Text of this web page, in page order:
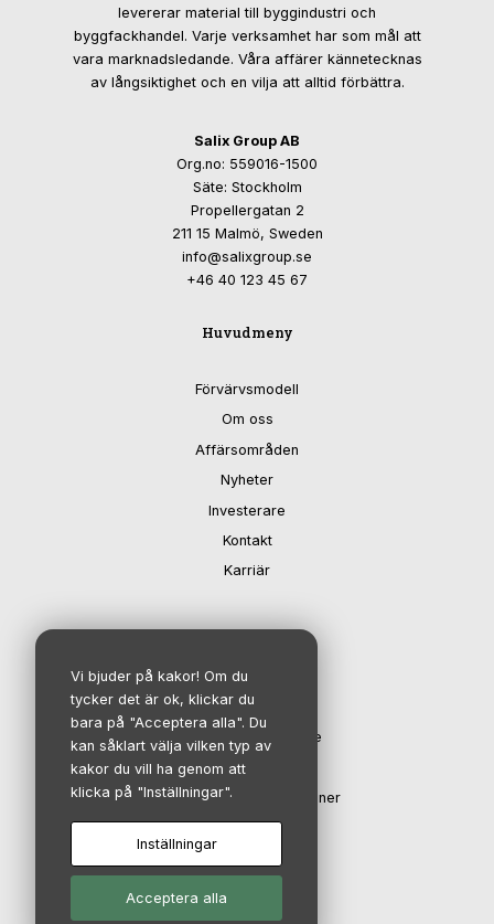
levererar material till byggindustri och
byggfackhandel. Varje verksamhet har som mål att
vara marknadsledande. Våra affärer kännetecknas
av långsiktighet och en vilja att alltid förbättra.
Salix Group AB
Org.no: 559016-1500
Säte: Stockholm
Propellergatan 2
211 15 Malmö, Sweden
info@salixgroup.se
+46 40 123 45 67
Huvudmeny
Förvärvsmodell
Om oss
Affärsområden
Nyheter
Investerare
Kontakt
Karriär
Investerare
Aktien och aktieägare
Finansiell kalender
Rapporter & presentationer
Bolagsstyrning
Vi bjuder på kakor! Om du
tycker det är ok, klickar du
bara på "Acceptera alla". Du
kan såklart välja vilken typ av
kakor du vill ha genom att
klicka på "Inställningar".
Inställningar
Acceptera alla